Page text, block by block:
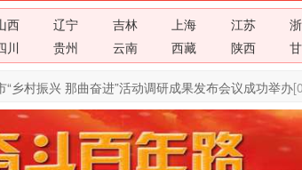
西 辽宁 吉林 上海 江苏
川 贵州 云南 西藏 陕西
村振兴 那曲奋进”活动调研成果发布会议成功举办[08-